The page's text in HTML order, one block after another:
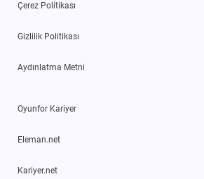
Çerez Politikası
Gizlilik Politikası
Aydınlatma Metni
Oyunfor Kariyer
Eleman.net
Kariyer.net